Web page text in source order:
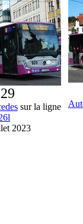
sur la ligne
2023